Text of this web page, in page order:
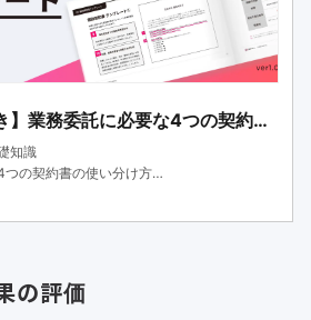
】業務委託に必要な4つの契約書
知識
つの契約書の使い分け方
約書のテンプレート
の評価